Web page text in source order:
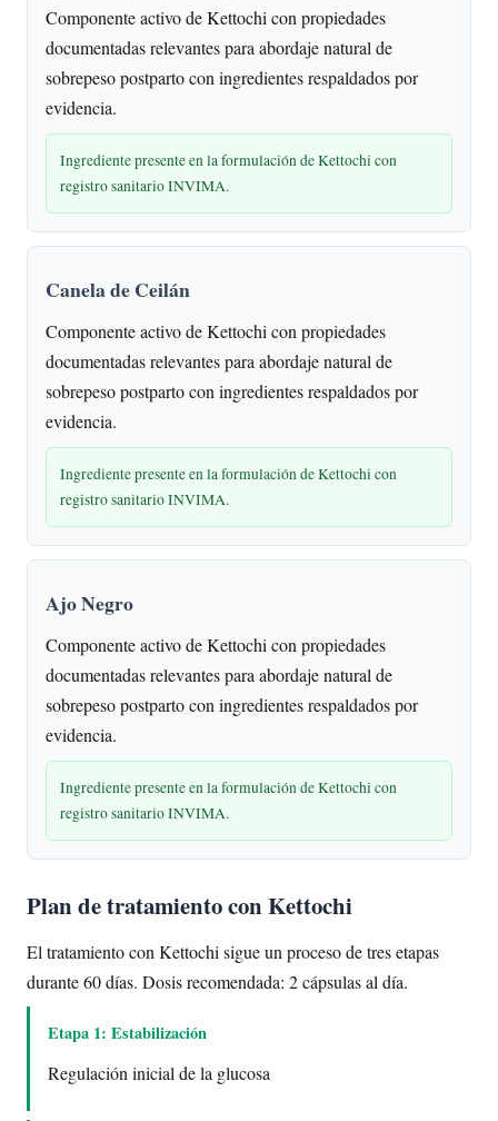
Componente activo de Kettochi con propiedades
documentadas relevantes para abordaje natural de
sobrepeso postparto con ingredientes respaldados por
evidencia.
Ingrediente presente en la formulación de Kettochi con
registro sanitario INVIMA.
Canela de Ceilán
Componente activo de Kettochi con propiedades
documentadas relevantes para abordaje natural de
sobrepeso postparto con ingredientes respaldados por
evidencia.
Ingrediente presente en la formulación de Kettochi con
registro sanitario INVIMA.
Ajo Negro
Componente activo de Kettochi con propiedades
documentadas relevantes para abordaje natural de
sobrepeso postparto con ingredientes respaldados por
evidencia.
Ingrediente presente en la formulación de Kettochi con
registro sanitario INVIMA.
Plan de tratamiento con Kettochi
El tratamiento con Kettochi sigue un proceso de tres etapas
durante 60 días. Dosis recomendada: 2 cápsulas al día.
Etapa 1: Estabilización
Regulación inicial de la glucosa